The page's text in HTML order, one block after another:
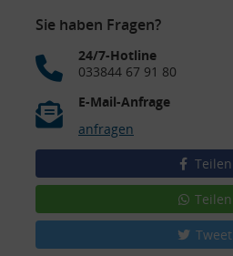
Sie haben Fragen?
24/7-Hotline
033844 67 91 80
E-Mail-Anfrage
anfragen
Teilen
Teilen
Tweet